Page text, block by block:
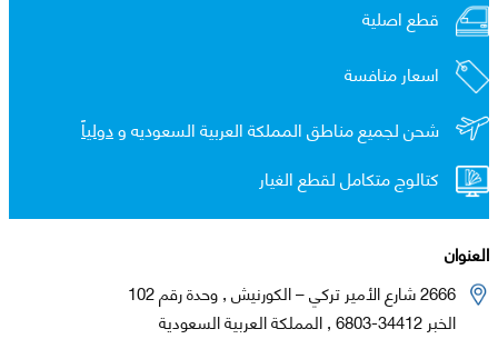
قطع اصلية
اسعار منافسة
شحن لجميع مناطق المملكة العربية السعوديه ودولياً
كتالوج متكامل لقطع الغيار
العنوان
2666 شارع الأمير تركي – الكورنيش , وحدة رقم 102
الخبر 34412-6803 , المملكة العربية السعودية